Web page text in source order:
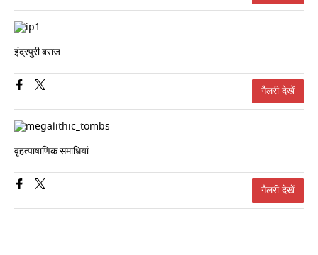
इंद्रपुरी बराज
गैलरी देखें
वृहत्पाषाणिक समाधियां
गैलरी देखें